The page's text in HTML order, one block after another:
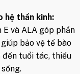
hệ thần kinh:
và ALA góp phần
bảo vệ tế bào
tuổi tác, thiếu